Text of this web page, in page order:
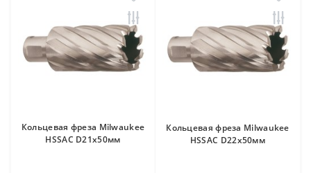
Кольцевая фреза Milwaukee
HSSAC D21х50мм
Кольцевая фреза Milwaukee
HSSAC D22х50мм